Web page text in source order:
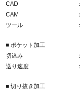
CAD
CAM
ツール
■ ポケット加工
切込み
送り速度
■ 切り抜き加工